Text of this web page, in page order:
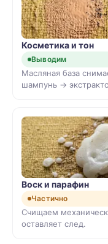
Косметика и тон
Выводим
Масляная база
шампунь →
Воск и парафин
Частично
Счищаем
оставляет след.